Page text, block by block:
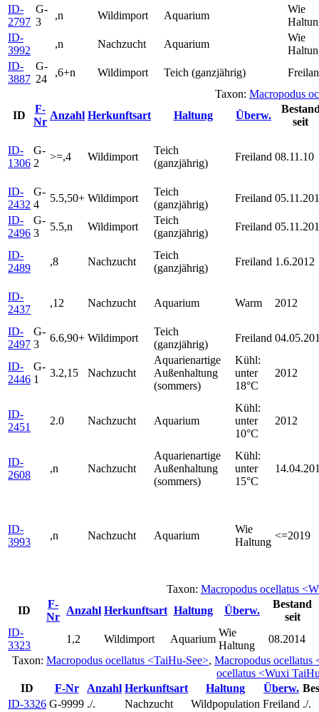
ID-
2797
G-
3
,n Wildimport Aquarium
Wie
ID-
3992
,n Nachzucht Aquarium
Wie
ID-
3887
G-
24
,6+n Wildimport Teich (ganzjährig)
Taxon: Macropodus
ID
F-
Nr
Anzahl Herkunftsart Haltung Überw.
seit
ID-
1306
G-
2
>=,4 Wildimport
Teich
(ganzjährig)
Freiland 08.11.10
ID-
2432
G-
4
5.5,50+ Wildimport
Teich
(ganzjährig)
Freiland
ID-
2496
G-
3
5.5,n Wildimport
Teich
(ganzjährig)
Freiland
ID-
2489
,8 Nachzucht
Teich
(ganzjährig)
Freiland 1.6.2012
ID-
2437
,12 Nachzucht Aquarium Warm 2012
ID-
2497
G-
3
6.6,90+ Wildimport
Teich
(ganzjährig)
Freiland
ID-
2446
G-
1
3.2,15 Nachzucht
Aquarienartige
Außenhaltung
(sommers)
Kühl:
unter
18°C
2012
ID-
2451
2.0 Nachzucht Aquarium
Kühl:
unter
10°C
2012
ID-
2608
,n Nachzucht
Aquarienartige
Außenhaltung
(sommers)
Kühl:
unter
15°C
ID-
3993
,n Nachzucht Aquarium
Wie
Haltung
<=2019
Taxon: Macropodus ocellatus
ID
F-
Nr
Anzahl Herkunftsart Haltung Überw.
Bestand
seit
ID-
3323
1,2 Wildimport Aquarium
Wie
Haltung
08.2014
Taxon: Macropodus ocellatus <TaiHu-See>, Macropodus ocellatus
ocellatus <Wuxi
ID
F-Nr Anzahl Herkunftsart Haltung Überw.
ID-3326 G-9999 ./. Nachzucht Wildpopulation Freiland ./.